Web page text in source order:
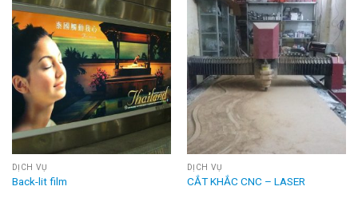
DỊCH VỤ
Back-lit film
DỊCH VỤ
CẮT KHẮC CNC – LASER